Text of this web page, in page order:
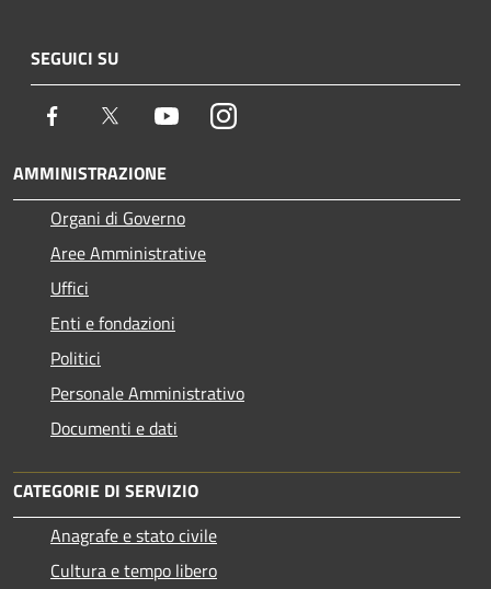
SEGUICI SU
Facebook Twitter YoutubeInstagram
AMMINISTRAZIONE
Organi di Governo
Aree Amministrative
Uffici
Enti e fondazioni
Politici
Personale Amministrativo
Documenti e dati
CATEGORIE DI SERVIZIO
Anagrafe e stato civile
Cultura e tempo libero